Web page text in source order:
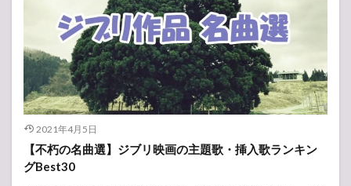
2021年4月5日
【不朽の名曲選】ジブリ映画の主題歌・挿入歌ランキン
グBest30